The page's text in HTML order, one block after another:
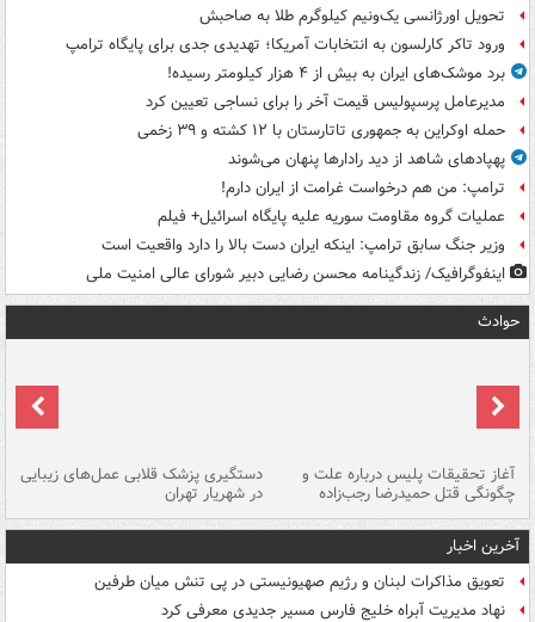
تحویل اورژانسی یک‌ونیم کیلوگرم طلا به صاحبش
ورود تاکر کارلسون به انتخابات آمریکا؛ تهدیدی جدی برای پایگاه ترامپ
برد موشک‌های ایران به بیش از ۴ هزار کیلومتر رسیده!
مدیرعامل پرسپولیس قیمت آخر را برای نساجی تعیین کرد
حمله اوکراین به جمهوری تاتارستان با ۱۲ کشته و ۳۹ زخمی
پهپادهای شاهد از دید رادارها پنهان می‌شوند
ترامپ: من هم درخواست غرامت از ایران دارم!
عملیات گروه مقاومت سوریه علیه پایگاه اسرائیل+ فیلم
وزیر جنگ سابق ترامپ: اینکه ایران دست بالا را دارد واقعیت است
اینفوگرافیک/ زندگینامه محسن رضایی دبیر شورای عالی امنیت‌ ملی
حوادث
آغاز تحقیقات پلیس درباره علت و
چگونگی قتل حمیدرضا رجب‌زاده
دستگیری پزشک قلابی عمل‌های زیبایی
در شهریار تهران
آخرین اخبار
تعویق مذاکرات لبنان و رژیم صهیونیستی در پی تنش میان طرفین
نهاد مدیریت آبراه خلیج فارس مسیر جدیدی معرفی کرد